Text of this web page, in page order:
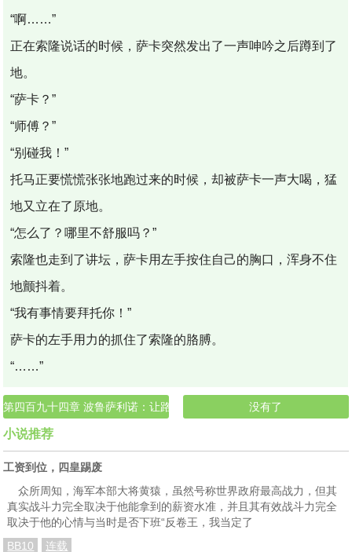
“啊……”
正在索隆说话的时候，萨卡突然发出了一声呻吟之后蹲到了
地。
“萨卡？”
“师傅？”
“别碰我！”
托马正要慌慌张张地跑过来的时候，却被萨卡一声大喝，猛
地又立在了原地。
“怎么了？哪里不舒服吗？”
索隆也走到了讲坛，萨卡用左手按住自己的胸口，浑身不住
地颤抖着。
“我有事情要拜托你！”
萨卡的左手用力的抓住了索隆的胳膊。
“……”
第四百九十四章 波鲁萨利诺：让路飞统治世界？没错，我的任务罢了！
没有了
小说推荐
工资到位，四皇踢废
众所周知，海军本部大将黄猿，虽然号称世界政府最高战力，但其
真实战斗力完全取决于他能拿到的薪资水准，并且其有效战斗力完全
取决于他的心情与当时是否下班“反卷王，我当定了
BB10
连载